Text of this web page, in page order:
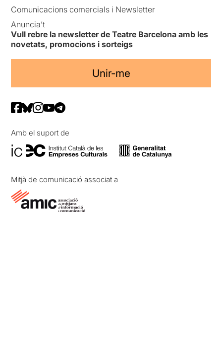
Comunicacions comercials i Newsletter
Anuncia’t
Vull rebre la newsletter de Teatre Barcelona amb les
novetats, promocions i sorteigs
Unir-me
Amb el suport de
Mitjà de comunicació associat a